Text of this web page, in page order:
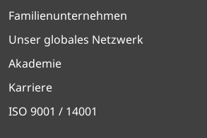
Familienunternehmen
Unser globales Netzwerk
Akademie
Karriere
ISO 9001 / 14001